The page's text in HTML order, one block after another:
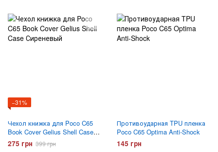
−31%
Чехол книжка для Poco C65
Book Cover Gelius Shell Case
Сиреневый
275 грн 399 грн
Противоударная TPU пленка
Poco C65 Optima Anti-Shock
145 грн